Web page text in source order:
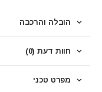
הובלה והרכבה
חוות דעת (0)
מפרט טכני